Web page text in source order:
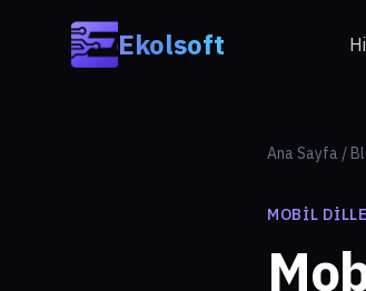
Ekolsoft
Ana Sayfa /
MOBIL